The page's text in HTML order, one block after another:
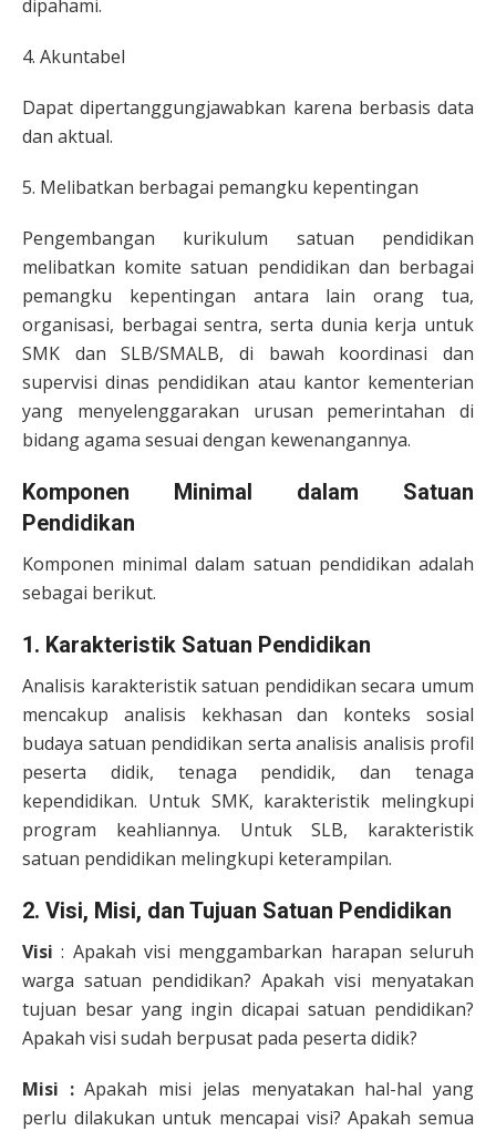
dipahami.
4. Akuntabel
Dapat dipertanggungjawabkan karena berbasis data
dan aktual.
5. Melibatkan berbagai pemangku kepentingan
Pengembangan kurikulum satuan pendidikan
melibatkan komite satuan pendidikan dan berbagai
pemangku kepentingan antara lain orang tua,
organisasi, berbagai sentra, serta dunia kerja untuk
SMK dan SLB/SMALB, di bawah koordinasi dan
supervisi dinas pendidikan atau kantor kementerian
yang menyelenggarakan urusan pemerintahan di
bidang agama sesuai dengan kewenangannya.
Komponen Minimal dalam Satuan
Pendidikan
Komponen minimal dalam satuan pendidikan adalah
sebagai berikut.
1. Karakteristik Satuan Pendidikan
Analisis karakteristik satuan pendidikan secara umum
mencakup analisis kekhasan dan konteks sosial
budaya satuan pendidikan serta analisis analisis profil
peserta didik, tenaga pendidik, dan tenaga
kependidikan. Untuk SMK, karakteristik melingkupi
program keahliannya. Untuk SLB, karakteristik
satuan pendidikan melingkupi keterampilan.
2. Visi, Misi, dan Tujuan Satuan Pendidikan
Visi : Apakah visi menggambarkan harapan seluruh
warga satuan pendidikan? Apakah visi menyatakan
tujuan besar yang ingin dicapai satuan pendidikan?
Apakah visi sudah berpusat pada peserta didik?
Misi :Apakah misi jelas menyatakan hal-hal yang
perlu dilakukan untuk mencapai visi? Apakah semua